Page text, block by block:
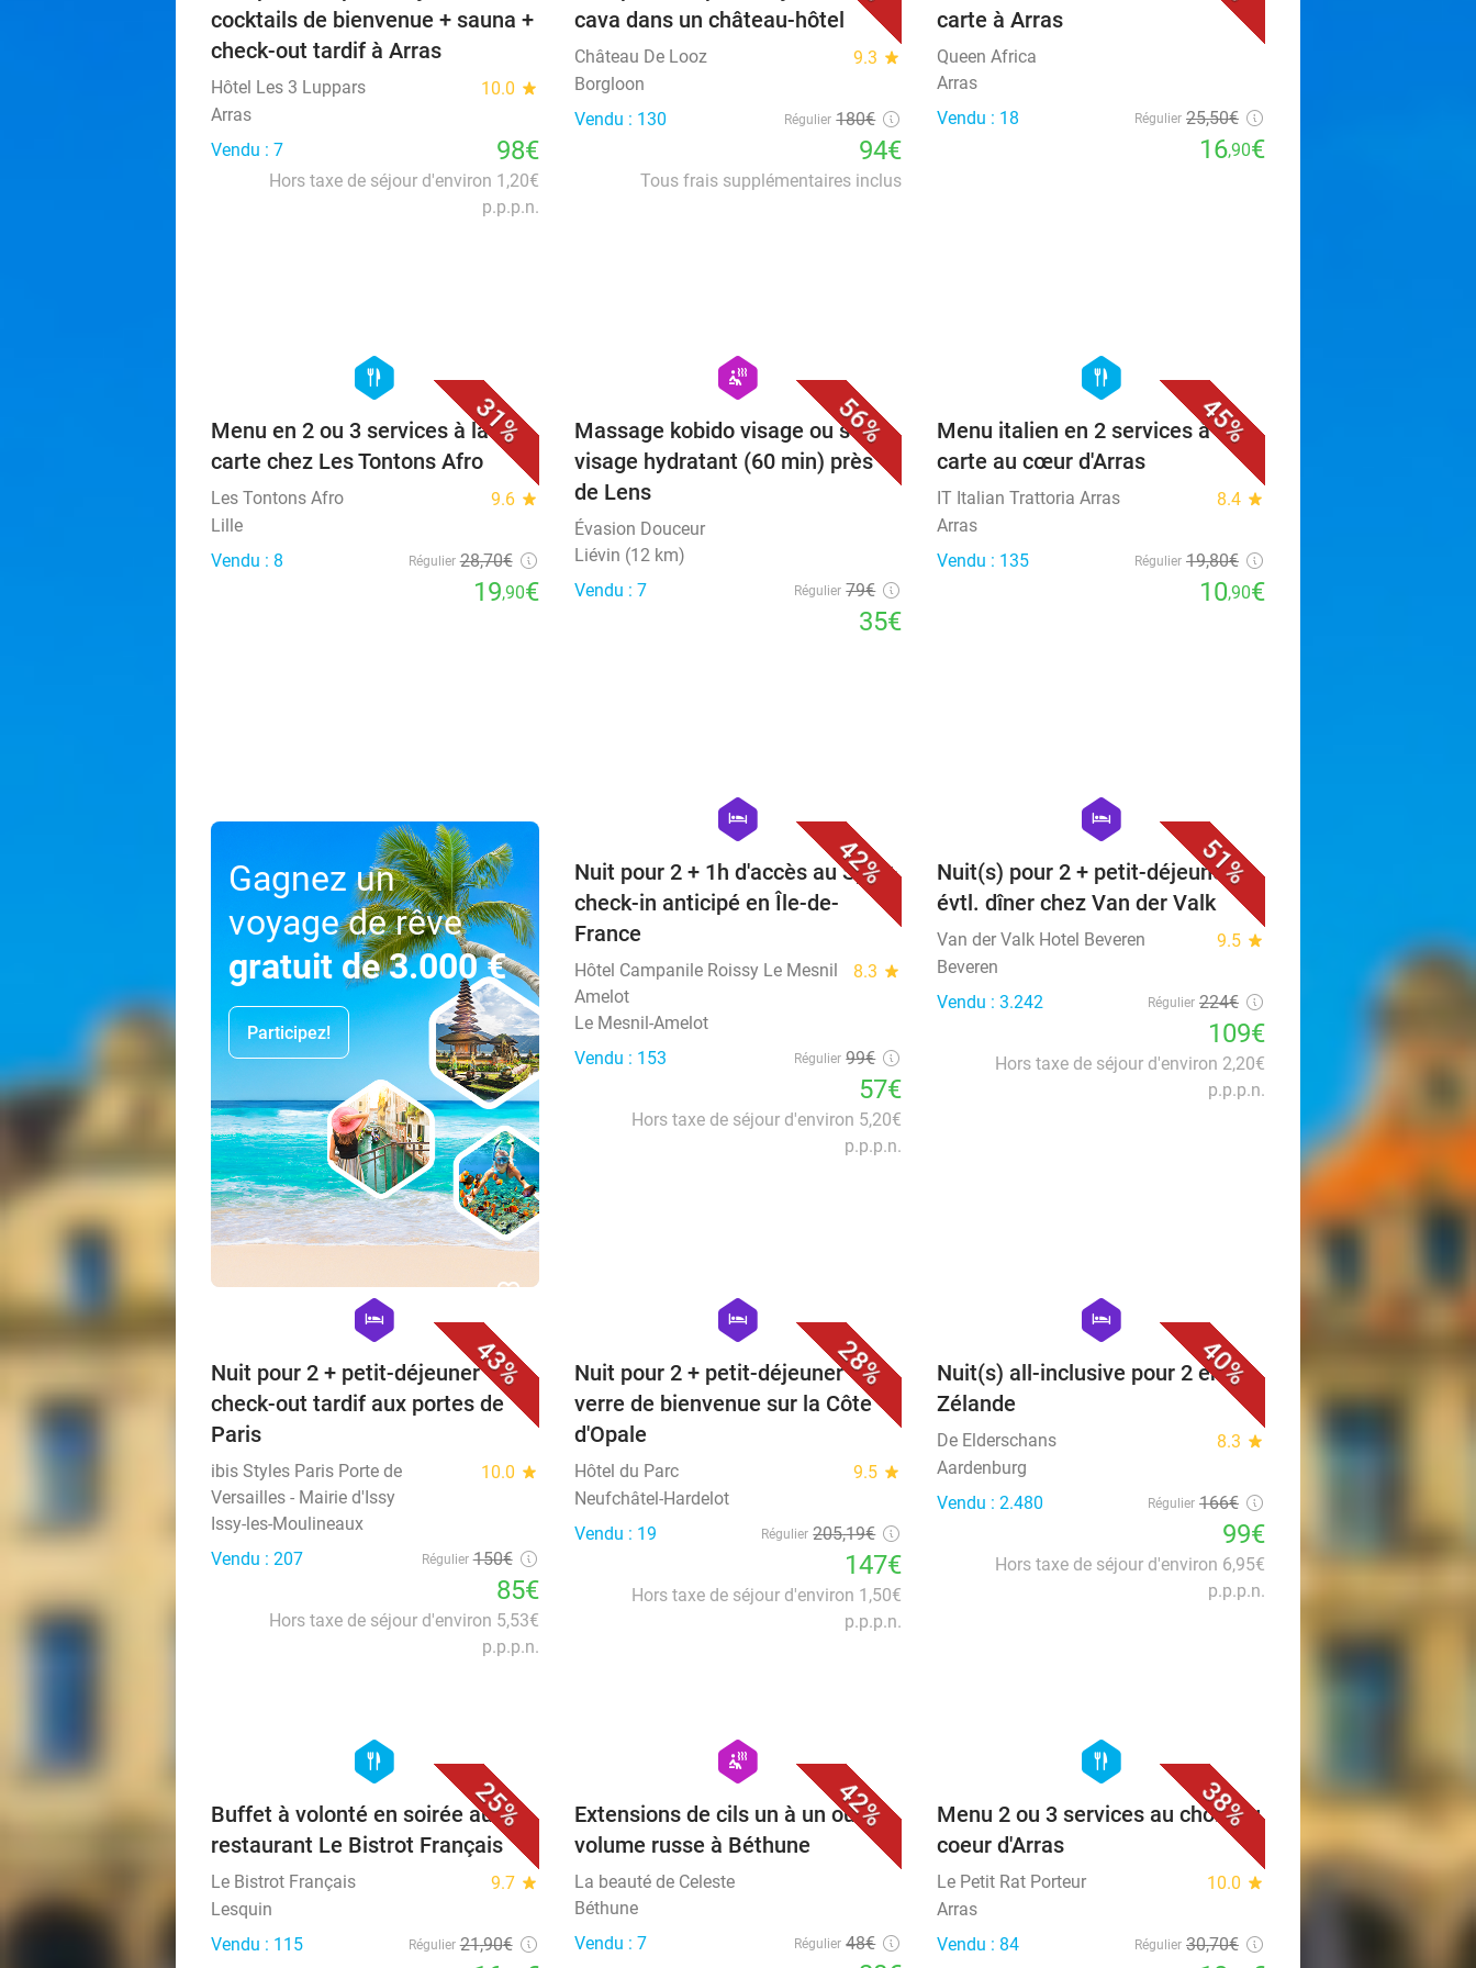
cocktails de bienvenue + sauna +
check-out tardif à Arras
Hôtel Les 3 Luppars 10.0 star
Arras
Vendu : 7
98€
Hors taxe de séjour d'environ 1,20€
p.p.p.n.
cava dans un château-hôtel
Château De Looz 9.3 star
Borgloon
Vendu : 130
Régulier 180€
94€
Tous frais supplémentaires inclus
carte à Arras
Queen Africa
Arras
Vendu : 18
Régulier 25,50€
16,90€
31%
hexagon
food
Menu en 2 ou 3 services à la
carte chez Les Tontons Afro
Les Tontons Afro 9.6 star
Lille
Vendu : 8
Régulier 28,70€
19,90€
56%
hexagon
wellness
Massage kobido visage ou soin
visage hydratant (60 min) près
de Lens
Évasion Douceur
Liévin (12 km)
Vendu : 7
Régulier 79€
35€
45%
hexagon
food
Menu italien en 2 services à la
carte au cœur d'Arras
IT Italian Trattoria Arras 8.4 star
Arras
Vendu : 135
Régulier 19,80€
10,90€
Gagnez un
voyage de rêve
gratuit de 3.000 €
Participez!
42%
hexagon
hotel
Nuit pour 2 + 1h d'accès au Spa +
check-in anticipé en Île-de-
France
Hôtel Campanile Roissy Le Mesnil
Amelot
8.3 star
Le Mesnil-Amelot
Vendu : 153
Régulier 99€
57€
Hors taxe de séjour d'environ 5,20€
p.p.p.n.
51%
hexagon
hotel
Nuit(s) pour 2 + petit-déjeuner +
évtl. dîner chez Van der Valk
Van der Valk Hotel Beveren 9.5 star
Beveren
Vendu : 3.242
Régulier 224€
109€
Hors taxe de séjour d'environ 2,20€
p.p.p.n.
43%
favorite_border
hexagon
hotel
Nuit pour 2 + petit-déjeuner +
check-out tardif aux portes de
Paris
ibis Styles Paris Porte de
Versailles - Mairie d'Issy
10.0 star
Issy-les-Moulineaux
Vendu : 207
Régulier 150€
85€
Hors taxe de séjour d'environ 5,53€
p.p.p.n.
28%
hexagon
hotel
Nuit pour 2 + petit-déjeuner +
verre de bienvenue sur la Côte
d'Opale
Hôtel du Parc 9.5 star
Neufchâtel-Hardelot
Vendu : 19
Régulier 205,19€
147€
Hors taxe de séjour d'environ 1,50€
p.p.p.n.
40%
hexagon
hotel
Nuit(s) all-inclusive pour 2 en
Zélande
De Elderschans 8.3 star
Aardenburg
Vendu : 2.480
Régulier 166€
99€
Hors taxe de séjour d'environ 6,95€
p.p.p.n.
25%
hexagon
food
Buffet à volonté en soirée au
restaurant Le Bistrot Français
Le Bistrot Français 9.7 star
Lesquin
Vendu : 115
Régulier 21,90€
42%
hexagon
wellness
Extensions de cils un à un ou
volume russe à Béthune
La beauté de Celeste
Béthune
Vendu : 7
Régulier 48€
38%
hexagon
food
Menu 2 ou 3 services au choix au
coeur d'Arras
Le Petit Rat Porteur 10.0 star
Arras
Vendu : 84
Régulier 30,70€